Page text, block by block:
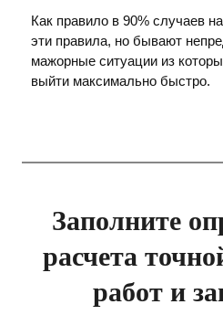
Как правило в 90% случаев
эти правила, но бывают
мажорные ситуации из
выйти максимально быстро.
Заполните
расчета
работ и